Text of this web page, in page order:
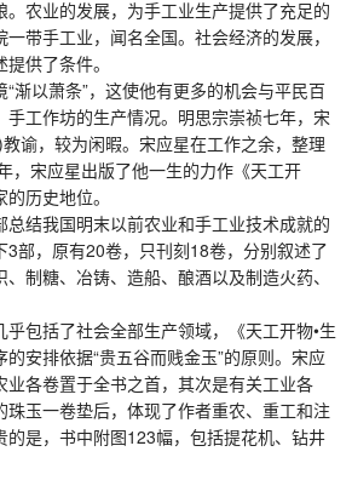
农业的发展，为手工业生产提供了充足的
带手工业，闻名全国。社会经济的发展，
供了条件。
以萧条”，这使他有更多的机会与平民百
工作坊的生产情况。明思宗崇祯七年，宋
谕，较为闲暇。宋应星在工作之余，整理
，宋应星出版了他一生的力作《天工开
历史地位。
结我国明末以前农业和手工业技术成就的
3部，原有20卷，只刊刻18卷，分别叙述了
制糖、冶铸、造船、酿酒以及制造火药、
包括了社会全部生产领域，《天工开物•生
安排依据“贵五谷而贱金玉”的原则。宋应
业各卷置于全书之首，其次是有关工业各
珠玉一卷垫后，体现了作者重农、重工和注
的是，书中附图123幅，包括提花机、钻井